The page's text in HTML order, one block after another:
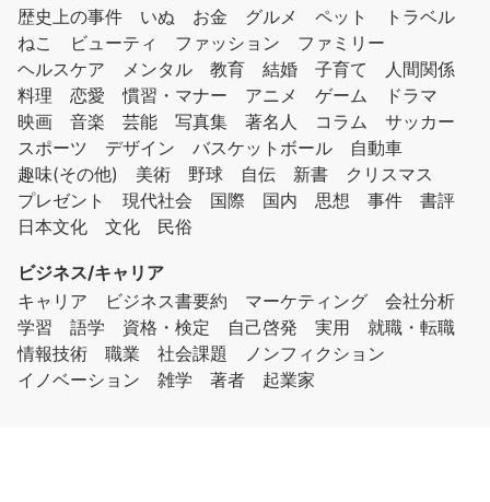
歴史上の事件
いぬ お金 グルメ ペット
トラベル
ねこ
ビューティ ファッション
ファミリー
ヘルスケア
メンタル 教育 結婚 子育て
人間関係
料理
恋愛 慣習・マナー アニメ ゲーム
ドラマ
映画
音楽 芸能 写真集 著名人 コラム
サッカー
スポーツ
デザイン バスケットボール
自動車
趣味(その他)
美術 野球 自伝 新書
クリスマス
プレゼント
現代社会 国際 国内 思想 事件
書評
日本文化
文化 民俗
ビジネス/キャリア
キャリア
ビジネス書要約 マーケティング
会社分析
学習
語学 資格・検定 自己啓発 実用
就職・転職
情報技術
職業 社会課題
ノンフィクション
イノベーション
雑学 著者 起業家